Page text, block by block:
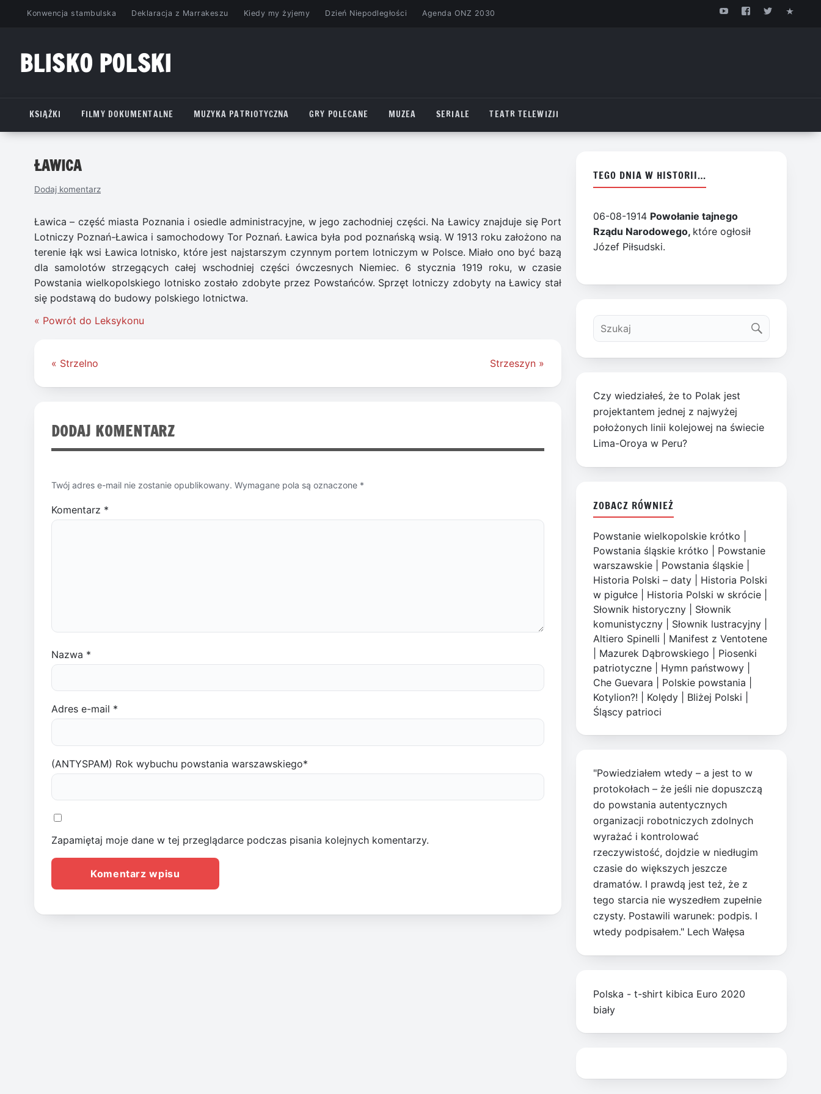
PrzejdźKonwencja stambulska Deklaracja z Marrakeszu Kiedy my żyjemy Dzień Niepodległości Agenda ONZ 2030
BLISKO POLSKI
KSIĄŻKI
FILMY DOKUMENTALNE MUZYKA PATRIOTYCZNA GRY POLECANE MUZEA SERIALE TEATR TELEWIZJI
ŁAWICA
Dodaj komentarz
Ławica – część miasta Poznania i osiedle administracyjne, w jego zachodniej części. Na Ławicy znajduje się Port
Lotniczy Poznań-Ławica i samochodowy Tor Poznań. Ławica była pod poznańską wsią. W 1913 roku założono na
terenie łąk wsi Ławica lotnisko, które jest najstarszym czynnym portem lotniczym w Polsce. Miało ono być bazą
dla samolotów strzegących całej wschodniej części ówczesnych Niemiec. 6 stycznia 1919 roku, w czasie
Powstania wielkopolskiego lotnisko zostało zdobyte przez Powstańców. Sprzęt lotniczy zdobyty na Ławicy stał
się podstawą do budowy polskiego lotnictwa.
« Powrót do Leksykonu
Nawigacja
« Strzelno Strzeszyn »
DODAJ KOMENTARZ
Twój adres e-mail nie zostanie opublikowany. Wymagane pola są oznaczone *
Komentarz *
Nazwa *
Adres e-mail *
(ANTYSPAM) Rok wybuchu powstania warszawskiego*
Zapamiętaj moje dane w tej przeglądarce podczas pisania kolejnych komentarzy.
TEGO DNIA W HISTORII…
06-08-1914 Powołanie tajnego
Rządu Narodowego, które ogłosił
Józef Piłsudski.
Czy wiedziałeś, że to Polak jest
projektantem jednej z najwyżej
położonych linii kolejowej na świecie
Lima-Oroya w Peru?
ZOBACZ RÓWNIEŻ
Powstanie wielkopolskie krótko
Powstania śląskie krótko
Powstanie
warszawskie
Powstania śląskie
Historia Polski – daty
Historia Polski
w pigułce
Historia Polski w skrócie
Słownik historyczny
Słownik
komunistyczny
Słownik lustracyjny
Altiero Spinelli
Manifest z Ventotene
Mazurek Dąbrowskiego
Piosenki
patriotyczne
Hymn państwowy
Che Guevara
Polskie powstania
Kotylion?!
Kolędy Bliżej Polski
Śląscy patrioci
"Powiedziałem wtedy – a jest to w
protokołach – że jeśli nie dopuszczą
do powstania autentycznych
organizacji robotniczych zdolnych
wyrażać i kontrolować
rzeczywistość, dojdzie w niedługim
czasie do większych jeszcze
dramatów. I prawdą jest też, że z
tego starcia nie wyszedłem zupełnie
czysty. Postawili warunek: podpis. I
wtedy podpisałem." Lech Wałęsa
Polska - t-shirt kibica Euro 2020
biały